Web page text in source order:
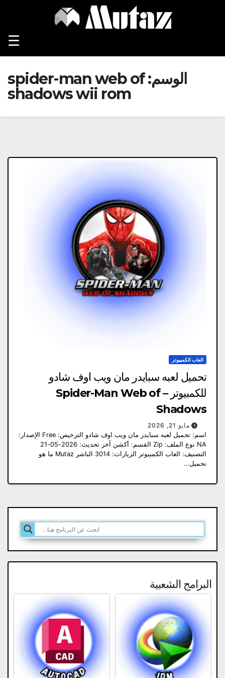
☰
الوسم:spider-man web of
shadows wii rom
العاب الكمبيوتر
تحميل لعبه سبايدر مان ويب اوف شادو
للكمبيوتر – Spider-Man Web of
Shadows
مايو 21, 2026
اسم: تحميل لعبه سبايدر مان ويب اوف شادو الترخيص: Free الإصدار:
NA نوع الملف: Zip القسم: أكشن آخر تحديث: 2026-05-21
التصنيف: العاب الكمبيوتر الزيارات: 3014 الناشر Mutaz ما هو
تحميل…
البرامج الشعبية